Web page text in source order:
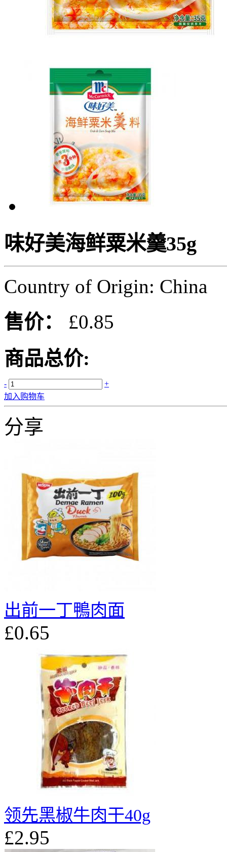
味好美海鲜粟米羹35g
Country of Origin: China
售价：
£0.85
商品总价:
-
+
加入购物车
分享
出前一丁鴨肉面
£0.65
领先黑椒牛肉干40g
£2.95